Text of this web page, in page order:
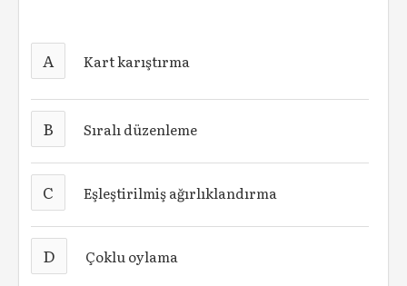
A Kart karıştırma
B Sıralı düzenleme
C Eşleştirilmiş ağırlıklandırma
D Çoklu oylama